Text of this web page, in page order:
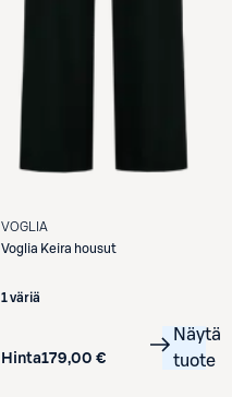
VOGLIA
Voglia Keira housut
1 väriä
Hinta179,00 €
Näytä
tuote